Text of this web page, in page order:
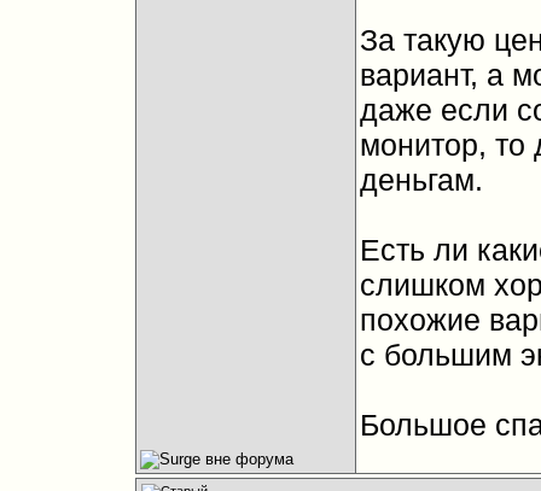
За такую
вариант, а
даже если
монитор, то
деньгам.
Есть ли
слишком
похожие
с большим
Большое